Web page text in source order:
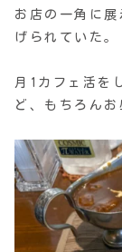
お店の一角に
げられていた。
月1カフェ活を
ど、もちろん